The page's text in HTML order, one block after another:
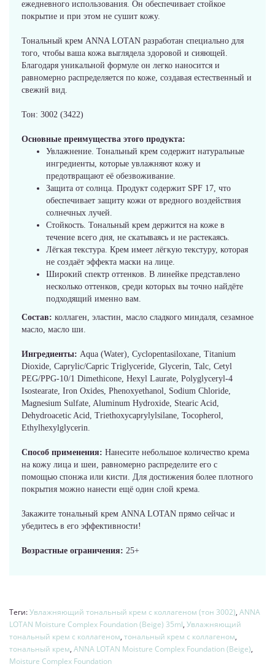
ежедневного использования. Он обеспечивает стойкое
покрытие и при этом не сушит кожу.
Тональный крем ANNA LOTAN разработан специально для
того, чтобы ваша кожа выглядела здоровой и сияющей.
Благодаря уникальной формуле он легко наносится и
равномерно распределяется по коже, создавая естественный и
свежий вид.
Тон: 3002 (3422)
Основные преимущества этого продукта:
Увлажнение. Тональный крем содержит натуральные
ингредиенты, которые увлажняют кожу и
предотвращают её обезвоживание.
Защита от солнца. Продукт содержит SPF 17, что
обеспечивает защиту кожи от вредного воздействия
солнечных лучей.
Стойкость. Тональный крем держится на коже в
течение всего дня, не скатываясь и не растекаясь.
Лёгкая текстура. Крем имеет лёгкую текстуру, которая
не создаёт эффекта маски на лице.
Широкий спектр оттенков. В линейке представлено
несколько оттенков, среди которых вы точно найдёте
подходящий именно вам.
Состав: коллаген, эластин, масло сладкого миндаля, сезамное
масло, масло ши.
Ингредиенты: Aqua (Water), Cyclopentasiloxane, Titanium
Dioxide, Caprylic/Capric Triglyceride, Glycerin, Talc, Cetyl
PEG/PPG-10/1 Dimethicone, Hexyl Laurate, Polyglyceryl-4
Isostearate, Iron Oxides, Phenoxyethanol, Sodium Chloride,
Magnesium Sulfate, Aluminum Hydroxide, Stearic Acid,
Dehydroacetic Acid, Triethoxycaprylylsilane, Tocopherol,
Ethylhexylglycerin.
Способ применения: Нанесите небольшое количество крема
на кожу лица и шеи, равномерно распределите его с
помощью спонжа или кисти. Для достижения более плотного
покрытия можно нанести ещё один слой крема.
Закажите тональный крем ANNA LOTAN прямо сейчас и
убедитесь в его эффективности!
Возрастные ограничения: 25+
Теги:Увлажняющий тональный крем с коллагеном (тон 3002), ANNA
LOTAN Moisture Complex Foundation (Beige) 35ml, Увлажняющий
тональный крем с коллагеном, тональный крем с коллагеном,
тональный крем, ANNA LOTAN Moisture Complex Foundation (Beige),
Moisture Complex Foundation